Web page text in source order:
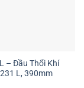
– Đầu Thổi Khí
L, 390mm